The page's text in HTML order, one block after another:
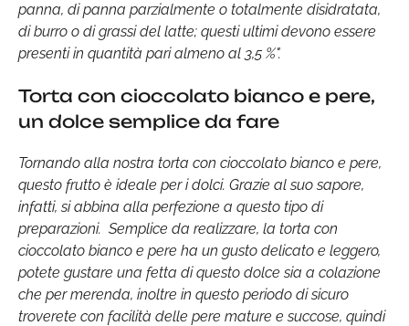
panna, di panna parzialmente o totalmente disidratata,
di burro o di grassi del latte; questi ultimi devono essere
presenti in quantità pari almeno al 3,5 %".
Torta con cioccolato bianco e pere,
un dolce semplice da fare
Tornando alla nostra torta con cioccolato bianco e pere,
questo frutto è ideale per i dolci. Grazie al suo sapore,
infatti, si abbina alla perfezione a questo tipo di
preparazioni. Semplice da realizzare, la torta con
cioccolato bianco e pere ha un gusto delicato e leggero,
potete gustare una fetta di questo dolce sia a colazione
che per merenda, inoltre in questo periodo di sicuro
troverete con facilità delle pere mature e succose, quindi